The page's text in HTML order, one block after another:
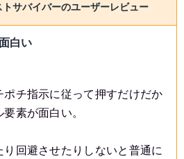
トサバイバーのユーザーレビュー
白い
ポチ指示に従って押すだけだか
素が面白い。
り回避させたりしないと普通に